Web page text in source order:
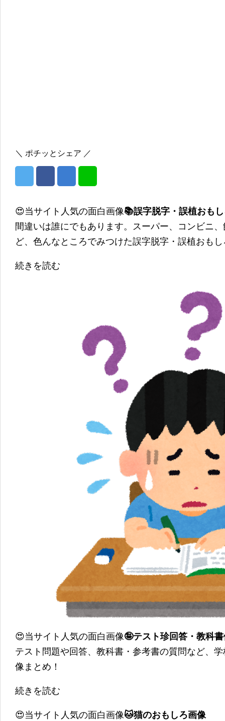
＼ ポチッとシェア ／
😍当サイト人気の面白画像📚誤字脱字・誤植おも
間違いは誰にでもあります。スーパー、コンビニ
ど、色んなところでみつけた誤字脱字・誤植おも
続きを読む
😍当サイト人気の面白画像🤪テスト珍回答・教科
テスト問題や回答、教科書・参考書の質問など、
像まとめ！
続きを読む
😍当サイト人気の面白画像🐱猫のおもしろ画像